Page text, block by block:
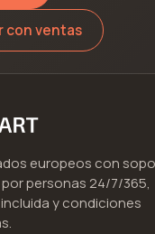
con ventas
europeos con
personas 24/7/365,
y condiciones